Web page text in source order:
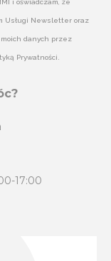
i oświadczam, że
Usługi Newsletter oraz
danych przez
Prywatności.
17:00